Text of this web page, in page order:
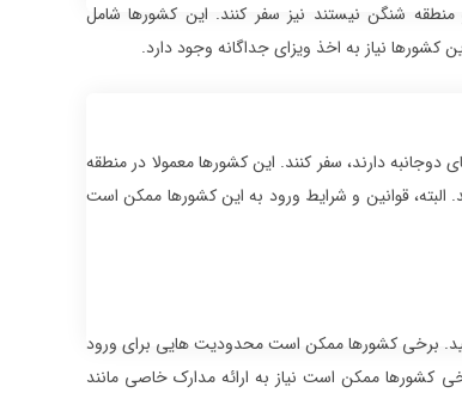
منطقه شنگن نیستند نیز سفر کنند. این کشورها شامل
کشورها نیاز به اخذ ویزای جداگانه وجود دارد.
دوجانبه دارند، سفر کنند. این کشورها معمولا در منطقه
البته، قوانین و شرایط ورود به این کشورها ممکن است
برخی کشورها ممکن است محدودیت هایی برای ورود
کشورها ممکن است نیاز به ارائه مدارک خاصی مانند